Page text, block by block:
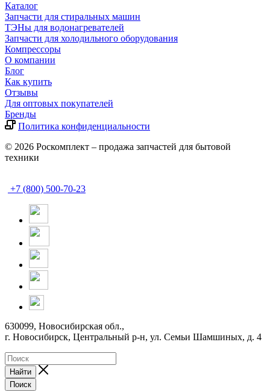
Каталог
Запчасти для стиральных машин
ТЭНы для водонагревателей
Запчасти для холодильного оборудования
Компрессоры
О компании
Блог
Как купить
Отзывы
Для оптовых покупателей
Бренды
Политика конфиденциальности
© 2026 Роскомплект – продажа запчастей для бытовой
техники
+7 (800) 500-70-23
630099, Новосибирская обл.,
г. Новосибирск, Центральный р-н, ул. Семьи Шамшиных, д. 4
Найти
Поиск